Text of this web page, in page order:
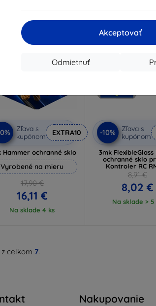
Akceptovať
Odmietnuť
Zľava s
kupónom
EXTRA10
Hammer ochranné sklo
Vyrobené na mieru
17,90 €
16,11 €
Na sklade 4 ks
-10%
-10%
Zľava s
kupónom
3mk
ochranné sklo
Kontroler RC
8,91 €
8,02 €
Na sklade > 5
z celkom 7.
Nakupovanie